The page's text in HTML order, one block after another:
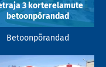
3 korterelamute
betoonpõrandad
Betoonpõrandad